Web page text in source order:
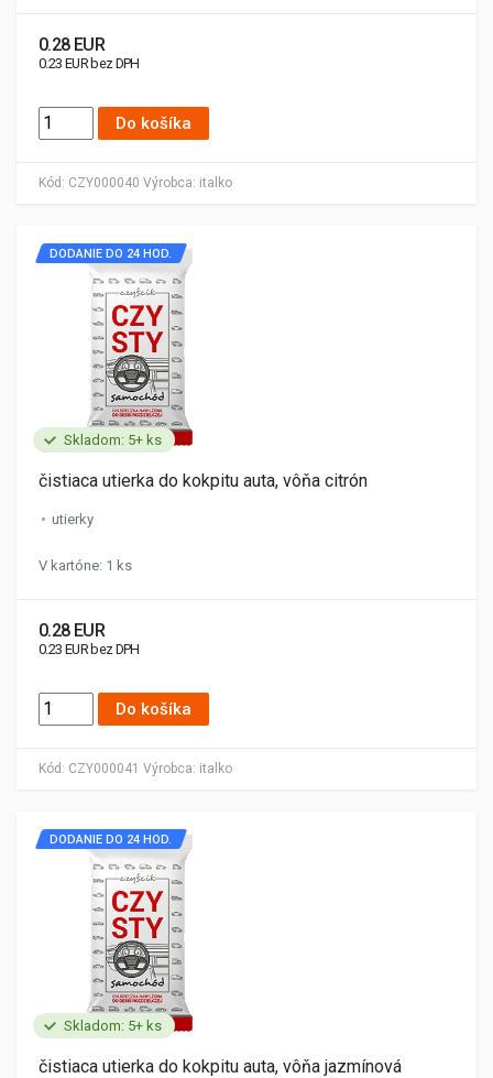
Kód: CZY000040 Výrobca: italko
0.28 EUR
0.23 EUR bez DPH
Do košíka
Skladom: 5+ ks
Kód: CZY000041 Výrobca: italko
DODANIE DO 24 HOD.
čistiaca utierka do kokpitu auta, vôňa citrón
utierky
V kartóne: 1 ks
0.28 EUR
0.23 EUR bez DPH
Do košíka
Skladom: 5+ ks
DODANIE DO 24 HOD.
čistiaca utierka do kokpitu auta, vôňa jazmínová